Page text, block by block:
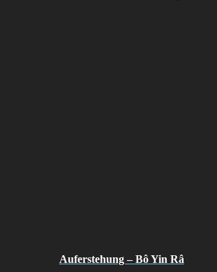
Auferstehung – Bô Yin Râ